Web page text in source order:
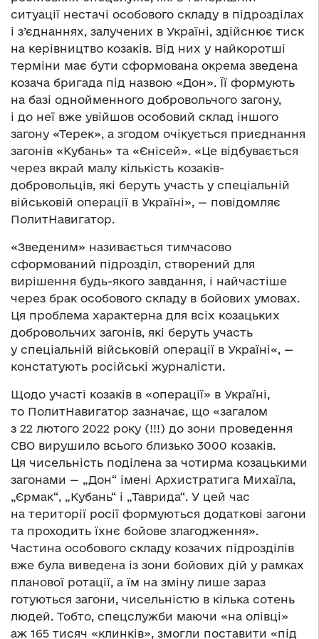
ситуації нестачі особового складу в підрозділах
і з’єднаннях, залучених в Україні, здійснює тиск
на керівництво козаків. Від них у найкоротші
терміни має бути сформована окрема зведена
козача бригада під назвою «Дон». Її формують
на базі однойменного добровольчого загону,
і до неї вже увійшов особовий склад іншого
загону «Терек», а згодом очікується приєднання
загонів «Кубань» та «Єнісей». «Це відбувається
через вкрай малу кількість козаків-
добровольців, які беруть участь у спеціальній
військовій операції в Україні», — повідомляє
ПолитНавигатор.
«Зведеним» називається тимчасово
сформований підрозділ, створений для
вирішення будь-якого завдання, і найчастіше
через брак особового складу в бойових умовах.
Ця проблема характерна для всіх козацьких
добровольчих загонів, які беруть участь
у спеціальній військовій операції в Україні«, —
констатують російські журналісти.
Щодо участі козаків в «операції» в Україні,
то ПолитНавигатор зазначає, що «загалом
з 22 лютого 2022 року (!!!) до зони проведення
СВО вирушило всього близько 3000 козаків.
Ця чисельність поділена за чотирма козацькими
загонами — „Дон“ імені Архистратига Михаїла,
„Єрмак“, „Кубань“ і „Таврида“. У цей час
на території росії формуються додаткові загони
та проходить їхнє бойове злагодження».
Частина особового складу козачих підрозділів
вже була виведена із зони бойових дій у рамках
планової ротації, а їм на зміну лише зараз
готуються загони, чисельністю в кілька сотень
людей. Тобто, спецслужби маючи «на олівці»
аж 165 тисяч «клинків», змогли поставити «під